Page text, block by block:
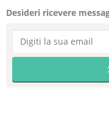
Desideri ricevere